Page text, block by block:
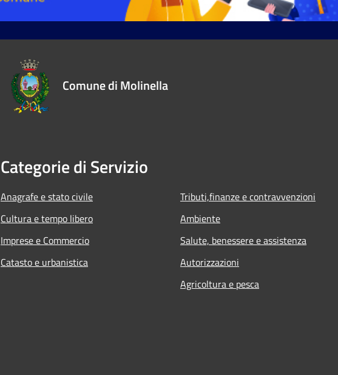
Comune di Molinella
Categorie di Servizio
Anagrafe e stato civile
Cultura e tempo libero
Imprese e Commercio
Catasto e urbanistica
Tributi,finanze e contravvenzioni
Ambiente
Salute, benessere e assistenza
Autorizzazioni
Agricoltura e pesca